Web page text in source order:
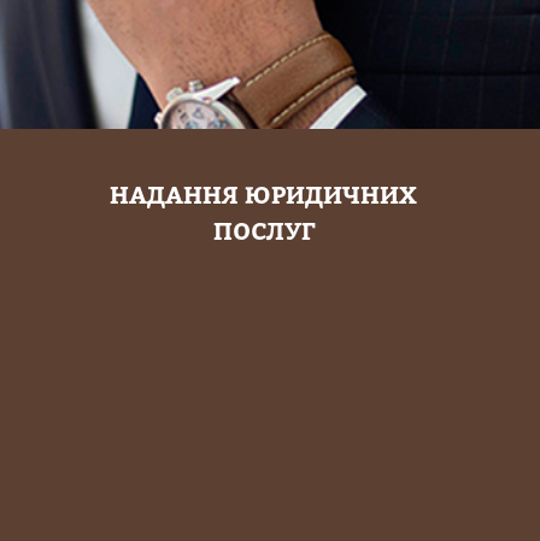
НАДАННЯ ЮРИДИЧНИХ
ПОСЛУГ
— досягнення позитивного результату для клієнта;
— якісно високий рівень юридичного обслуговування у всіх галузях права;
— лідерство на ринку юридичних послуг в Дніпропетровську